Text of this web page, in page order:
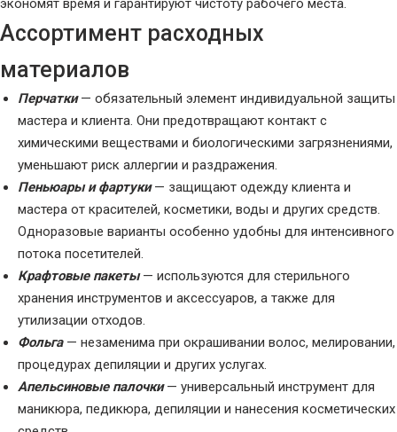
экономят время и гарантируют чистоту рабочего места.
Ассортимент расходных
материалов
Перчатки— обязательный элемент индивидуальной защиты
мастера и клиента. Они предотвращают контакт с
химическими веществами и биологическими загрязнениями,
уменьшают риск аллергии и раздражения.
Пеньюары и фартуки— защищают одежду клиента и
мастера от красителей, косметики, воды и других средств.
Одноразовые варианты особенно удобны для интенсивного
потока посетителей.
Крафтовые пакеты— используются для стерильного
хранения инструментов и аксессуаров, а также для
утилизации отходов.
Фольга— незаменима при окрашивании волос, мелировании,
процедурах депиляции и других услугах.
Апельсиновые палочки— универсальный инструмент для
маникюра, педикюра, депиляции и нанесения косметических